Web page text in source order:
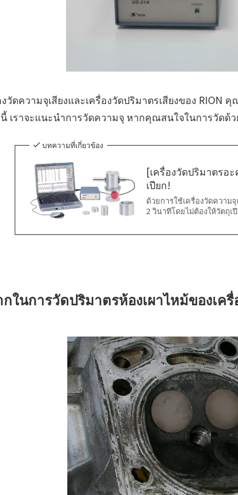
วัดความจุเสียงและเครื่องวัดปริมาตรเสียงของ RION
เราจะแนะนำการวัดความจุ หากคุณสนใจในการวัดด้
บทความที่เกี่ยวข้อง
[เครื่องวัดปริมาตรอ
เปียก!
ด้วยการใช้เครื่องวัดความ
2 วินาทีโดยไม่ต้องให้วัตถุ
ในการวัดปริมาตรห้องเผาไหม้ของเค